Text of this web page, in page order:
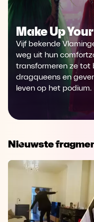
Microsoft
Opera
Make Up
Vijf bekende
weg uit hun
transformeren ze tot
dragqueens en
leven op het podium.
Nieuwste